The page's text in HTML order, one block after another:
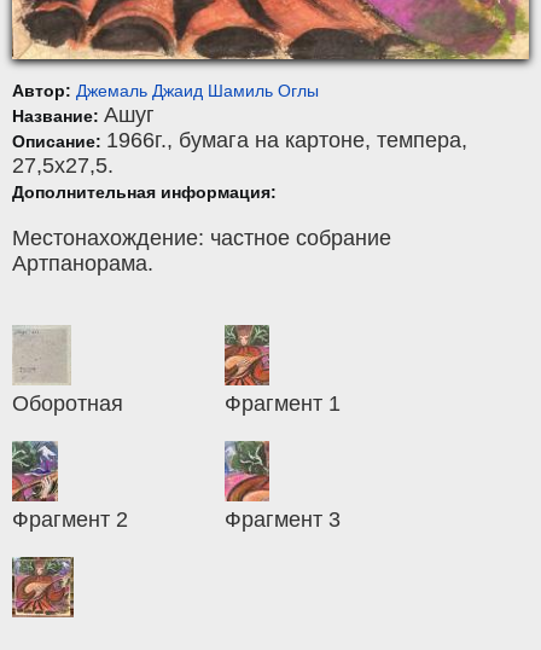
Автор: Джемаль Джаид Шамиль Оглы
Название: Ашуг
Описание: 1966г., бумага на картоне, темпера,
27,5x27,5.
Дополнительная информация:
Местонахождение: частное собрание
Артпанорама.
Оборотная Фрагмент 1
Фрагмент 2 Фрагмент 3